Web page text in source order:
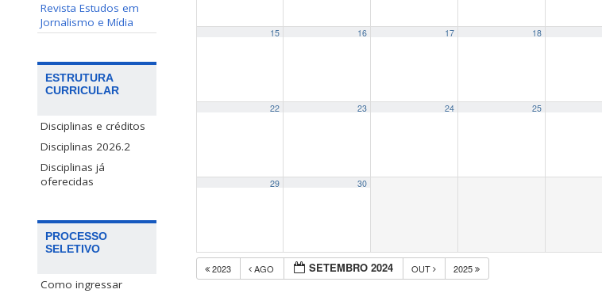
Revista Estudos em
Jornalismo e Mídia
ESTRUTURA
CURRICULAR
Disciplinas e créditos
Disciplinas 2026.2
Disciplinas já
oferecidas
PROCESSO
SELETIVO
Como ingressar
15 16 17 18
22 23 24 25
29 30
2023 AGO SETEMBRO 2024 OUT 2025